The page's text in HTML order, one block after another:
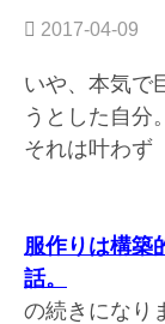
2017-04-09
いや、本気で
うとした自分。
それは叶わず
服作りは構築
話。
の続きになり